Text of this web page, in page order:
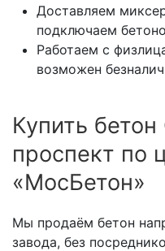
Доставляем
подключаем
Работаем с
возможен
Купить
проспект по
«МосБетон»
Мы продаём бетон
завода, без